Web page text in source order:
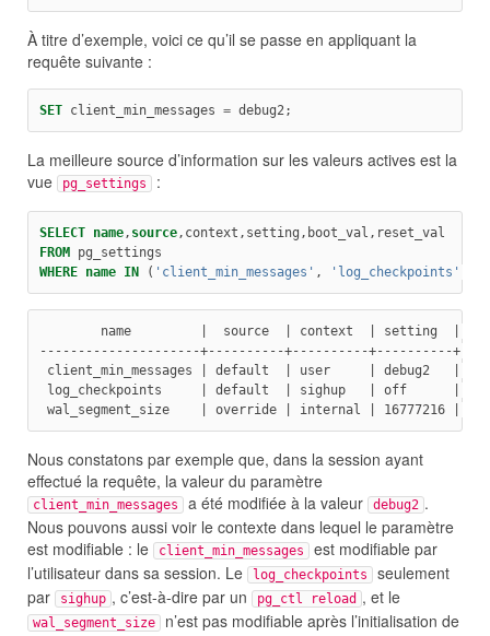
À titre d’exemple, voici ce qu’il se passe en appliquant la
requête suivante :
SET client_min_messages = debug2;
La meilleure source d’information sur les valeurs actives est la
vue
pg_settings :
SELECT name, source,context,setting,boot_val,reset_val
FROM pg_settings
WHERE name IN ( 'client_min_messages ' , 'log_checkpoints '
name         |  source  | context  | setting  |
---------------------+----------+----------+----------
client_min_messages | default  | user     | debug2   |
log_checkpoints     | default  | sighup   | off      |
wal_segment_size    | override | internal | 16777216 |
Nous constatons par exemple que, dans la session ayant
effectué la requête, la valeur du paramètre
client_min_messages a été modifiée à la valeur debug2 .
Nous pouvons aussi voir le contexte dans lequel le paramètre
est modifiable : le
client_min_messages
est modifiable par
l’utilisateur dans sa session. Le
log_checkpoints
seulement
par
sighup , c’est-à-dire par un pg_ctl reload , et le
wal_segment_size
n’est pas modifiable après l’initialisation de